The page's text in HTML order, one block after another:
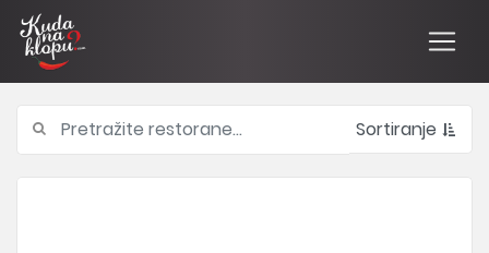
Sortiranje